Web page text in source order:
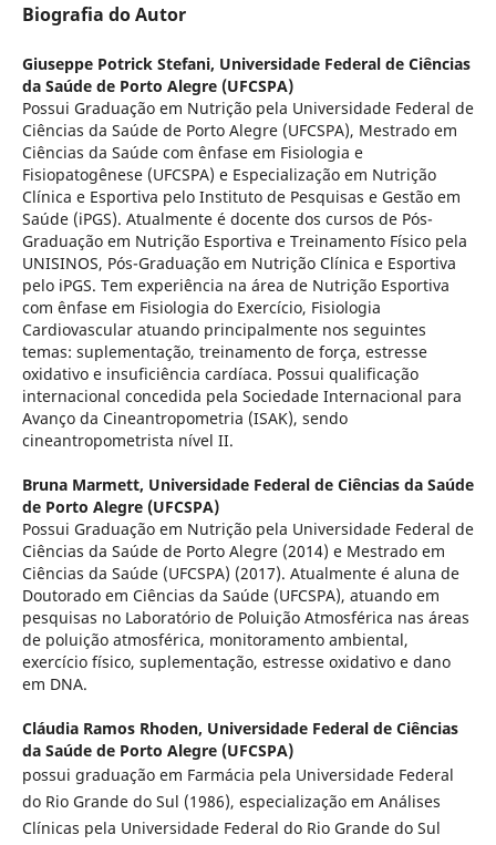
Biografia do Autor
Giuseppe Potrick Stefani, Universidade Federal de Ciências
da Saúde de Porto Alegre (UFCSPA)
Possui Graduação em Nutrição pela Universidade Federal de
Ciências da Saúde de Porto Alegre (UFCSPA), Mestrado em
Ciências da Saúde com ênfase em Fisiologia e
Fisiopatogênese (UFCSPA) e Especialização em Nutrição
Clínica e Esportiva pelo Instituto de Pesquisas e Gestão em
Saúde (iPGS). Atualmente é docente dos cursos de Pós-
Graduação em Nutrição Esportiva e Treinamento Físico pela
UNISINOS, Pós-Graduação em Nutrição Clínica e Esportiva
pelo iPGS. Tem experiência na área de Nutrição Esportiva
com ênfase em Fisiologia do Exercício, Fisiologia
Cardiovascular atuando principalmente nos seguintes
temas: suplementação, treinamento de força, estresse
oxidativo e insuficiência cardíaca. Possui qualificação
internacional concedida pela Sociedade Internacional para
Avanço da Cineantropometria (ISAK), sendo
cineantropometrista nível II.
Bruna Marmett, Universidade Federal de Ciências da Saúde
de Porto Alegre (UFCSPA)
Possui Graduação em Nutrição pela Universidade Federal de
Ciências da Saúde de Porto Alegre (2014) e Mestrado em
Ciências da Saúde (UFCSPA) (2017). Atualmente é aluna de
Doutorado em Ciências da Saúde (UFCSPA), atuando em
pesquisas no Laboratório de Poluição Atmosférica nas áreas
de poluição atmosférica, monitoramento ambiental,
exercício físico, suplementação, estresse oxidativo e dano
em DNA.
Cláudia Ramos Rhoden, Universidade Federal de Ciências
da Saúde de Porto Alegre (UFCSPA)
possui graduação em Farmácia pela Universidade Federal
do Rio Grande do Sul (1986), especialização em Análises
Clínicas pela Universidade Federal do Rio Grande do Sul